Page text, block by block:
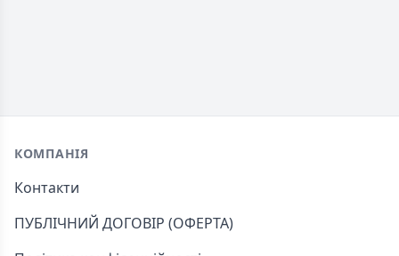
Footer
КОМПАНІЯ
Контакти
ПУБЛІЧНИЙ ДОГОВІР (ОФЕРТА)